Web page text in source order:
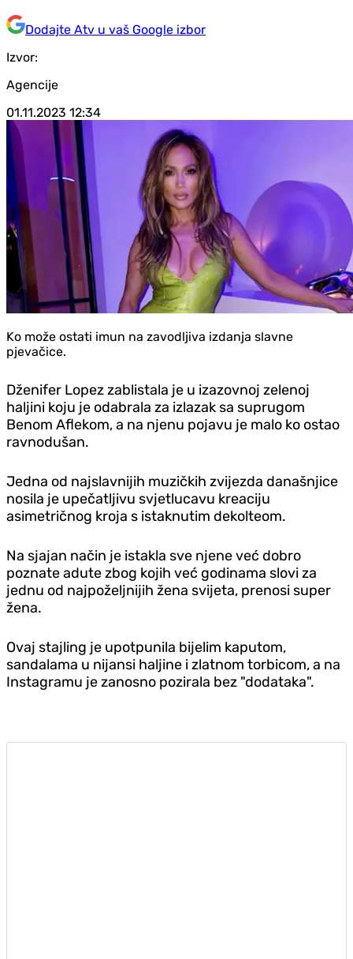
Dodajte Atv u vaš Google izbor
Izvor:
Agencije
01.11.2023 12:34
Ko može ostati imun na zavodljiva izdanja slavne
pjevačice.
Dženifer Lopez zablistala je u izazovnoj zelenoj
haljini koju je odabrala za izlazak sa suprugom
Benom Aflekom, a na njenu pojavu je malo ko ostao
ravnodušan.
Jedna od najslavnijih muzičkih zvijezda današnjice
nosila je upečatljivu svjetlucavu kreaciju
asimetričnog kroja s istaknutim dekolteom.
Na sjajan način je istakla sve njene već dobro
poznate adute zbog kojih već godinama slovi za
jednu od najpoželjnijih žena svijeta, prenosi super
žena.
Ovaj stajling je upotpunila bijelim kaputom,
sandalama u nijansi haljine i zlatnom torbicom, a na
Instagramu je zanosno pozirala bez "dodataka".